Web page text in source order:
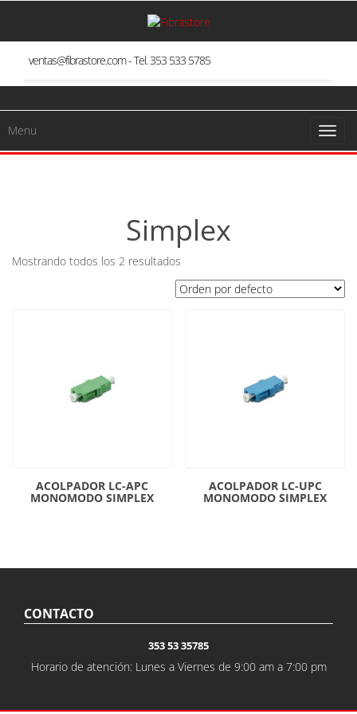
ventas@fibrastore.com - Tel. 353 533 5785
Menu
Simplex
Mostrando todos los 2 resultados
ACOLPADOR LC-APC
MONOMODO SIMPLEX
ACOLPADOR LC-UPC
MONOMODO SIMPLEX
CONTACTO
353 53 35785
Horario de atención: Lunes a Viernes de 9:00 am a 7:00 pm